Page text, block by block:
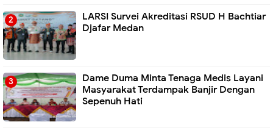
LARSI Survei Akreditasi RSUD H Bachtiar
Djafar Medan
Dame Duma Minta Tenaga Medis Layani
Masyarakat Terdampak Banjir Dengan
Sepenuh Hati